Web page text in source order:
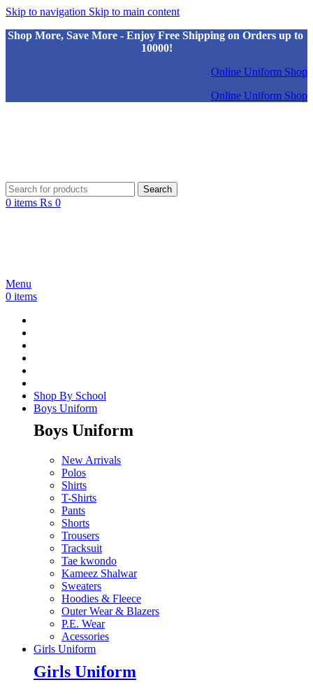
Skip to navigation Skip to main content
Shop More, Save More - Enjoy Free Shipping on Orders up to
10000!
Online Uniform Shop
Online Uniform Shop
Search
0 items ₨ 0
Menu
0 items
Shop By School
Boys Uniform
Boys Uniform
New Arrivals
Polos
Shirts
T-Shirts
Pants
Shorts
Trousers
Tracksuit
Tae kwondo
Kameez Shalwar
Sweaters
Hoodies & Fleece
Outer Wear & Blazers
P.E. Wear
Acessories
Girls Uniform
Girls Uniform